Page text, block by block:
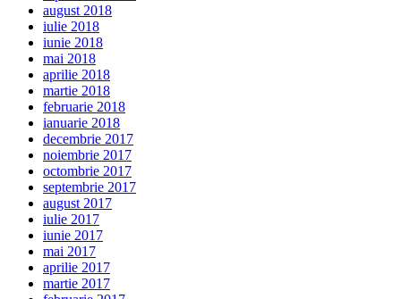
august 2018
iulie 2018
iunie 2018
mai 2018
aprilie 2018
martie 2018
februarie 2018
ianuarie 2018
decembrie 2017
noiembrie 2017
octombrie 2017
septembrie 2017
august 2017
iulie 2017
iunie 2017
mai 2017
aprilie 2017
martie 2017